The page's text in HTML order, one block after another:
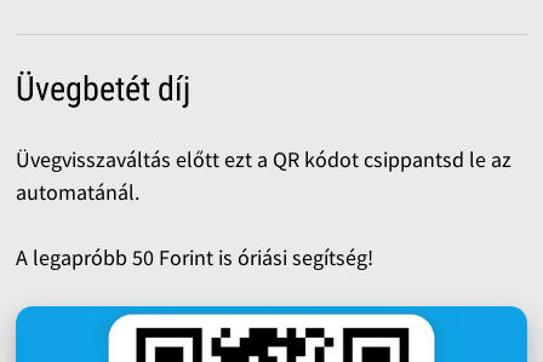
Üvegbetét díj
Üvegvisszaváltás előtt ezt a QR kódot csippantsd le az
automatánál.
A legapróbb 50 Forint is óriási segítség!